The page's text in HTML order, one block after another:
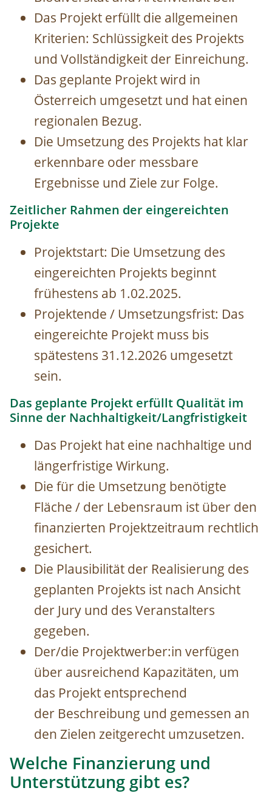
Das Projekt erfüllt die allgemeinen
Kriterien: Schlüssigkeit des Projekts
und Vollständigkeit der Einreichung.
Das geplante Projekt wird in
Österreich umgesetzt und hat einen
regionalen Bezug.
Die Umsetzung des Projekts hat klar
erkennbare oder messbare
Ergebnisse und Ziele zur Folge.
Zeitlicher Rahmen der eingereichten
Projekte
Projektstart: Die Umsetzung des
eingereichten Projekts beginnt
frühestens ab 1.02.2025.
Projektende / Umsetzungsfrist: Das
eingereichte Projekt muss bis
spätestens 31.12.2026 umgesetzt
sein.
Das geplante Projekt erfüllt Qualität im
Sinne der Nachhaltigkeit/Langfristigkeit
Das Projekt hat eine nachhaltige und
längerfristige Wirkung.
Die für die Umsetzung benötigte
Fläche / der Lebensraum ist über den
finanzierten Projektzeitraum rechtlich
gesichert.
Die Plausibilität der Realisierung des
geplanten Projekts ist nach Ansicht
der Jury und des Veranstalters
gegeben.
Der/die Projektwerber:in verfügen
über ausreichend Kapazitäten, um
das Projekt entsprechend
der Beschreibung und gemessen an
den Zielen zeitgerecht umzusetzen.
Welche Finanzierung und
Unterstützung gibt es?